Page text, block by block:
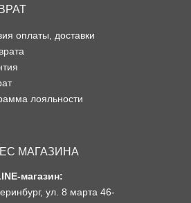
оплаты, доставки
лояльности
МАГАЗИНА
магазин:
ул. 8 марта 46-